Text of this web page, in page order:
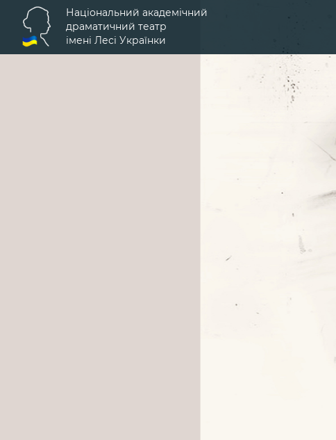
Національний академічний
драматичний театр
імені Лесі Українки